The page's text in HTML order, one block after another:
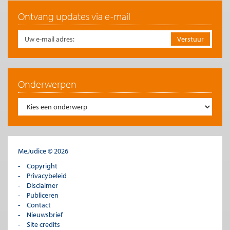
Ontvang updates via e-mail
Onderwerpen
MeJudice © 2026
Copyright
Privacybeleid
Disclaimer
Publiceren
Contact
Nieuwsbrief
Site credits